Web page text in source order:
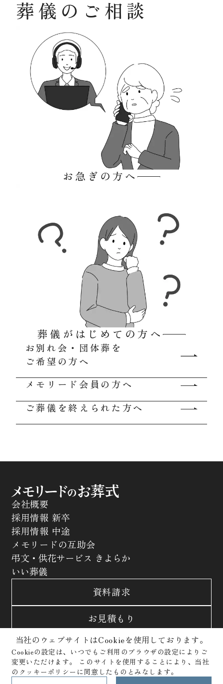
葬儀のご相談
お急ぎの方へ
葬儀がはじめての方へ
お別れ会・団体葬を
ご希望の方へ
メモリード会員の方へ
ご葬儀を終えられた方へ
会社概要
採用情報 新卒
採用情報 中途
メモリードの互助会
弔文・供花サービス きよらか
いい葬儀
資料請求
お見積もり
お問合わせ
サイトポリシー
プライバシーポリシー
クッキーポリシー
当社のウェブサイトはCookieを使用しております。
Cookieの設定は、いつでもご利用のブラウザの設定によりご
変更いただけます。
このサイトを使用することにより、当社
のクッキーポリシーに同意したものとみなします。